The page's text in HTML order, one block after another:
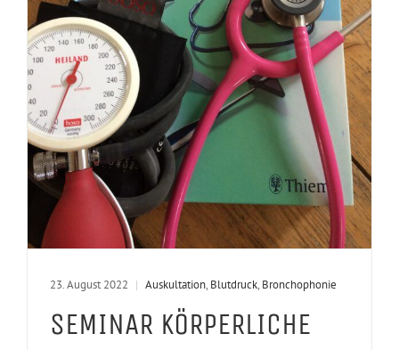
23. August 2022 | Auskultation, Blutdruck, Bronchophonie
SEMINAR KÖRPERLICHE